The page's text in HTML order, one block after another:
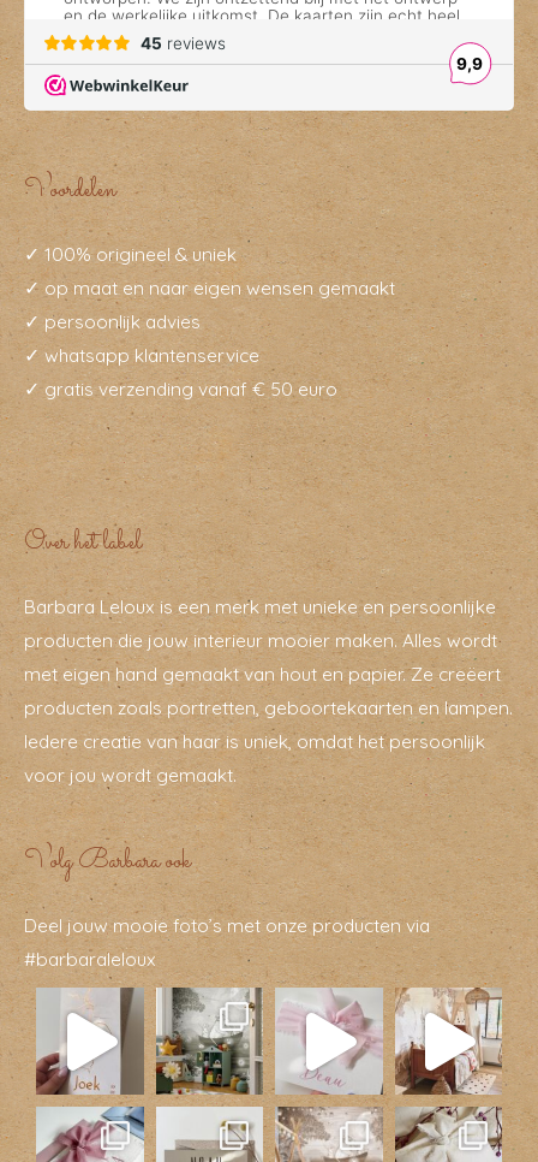
Voordelen
✓ 100% origineel & uniek
✓ op maat en naar eigen wensen gemaakt
✓ persoonlijk advies
✓ whatsapp klantenservice
✓ gratis verzending vanaf € 50 euro
Over het label
Barbara Leloux is een merk met unieke en persoonlijke
producten die jouw interieur mooier maken. Alles wordt
met eigen hand gemaakt van hout en papier. Ze creëert
producten zoals portretten, geboortekaarten en lampen.
Iedere creatie van haar is uniek, omdat het persoonlijk
voor jou wordt gemaakt.
Volg Barbara ook
Deel jouw mooie foto’s met onze producten via
#barbaraleloux